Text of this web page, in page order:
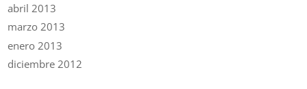
abril 2013
marzo 2013
enero 2013
diciembre 2012